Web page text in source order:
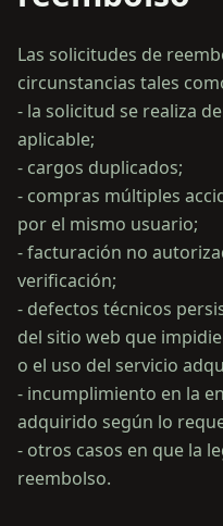
Las solicitudes de
circunstancias tales
- la solicitud se realiza
aplicable;
- cargos duplicados;
- compras múltiples
por el mismo usuario;
- facturación no
verificación;
- defectos técnicos
del sitio web que
o el uso del servicio
- incumplimiento en la
adquirido según lo
- otros casos en que la